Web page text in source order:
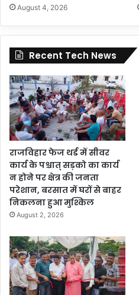
August 4, 2026
Recent Tech News
राजविहार फेज थर्ड में सीवर
कार्य के पश्चात् सड़को का कार्य
न होने पर क्षेत्र की जनता
परेशान, बरसात में घरों से बाहर
निकलना हुआ मुश्किल
August 2, 2026